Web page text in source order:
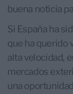
buena noticia
Si España ha
que ha querido
alta velocidad,
mercados
una